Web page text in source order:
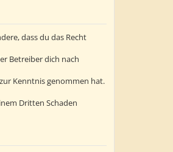
dass du das Recht
Betreiber dich nach
Kenntnis genommen hat.
Dritten Schaden